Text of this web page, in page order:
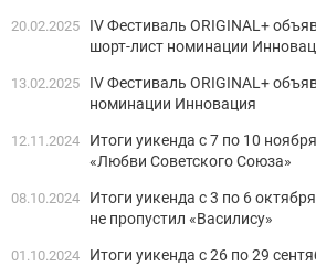
20.02.2025
IV Фестиваль ORIGINAL+
шорт-лист номинации
13.02.2025
IV Фестиваль ORIGINAL+
номинации Инновация
12.11.2024
Итоги уикенда с 7 по 10
«Любви Советского Союза»
08.10.2024
Итоги уикенда с 3 по 6
не пропустил «Василису»
01.10.2024
Итоги уикенда с 26 по 29